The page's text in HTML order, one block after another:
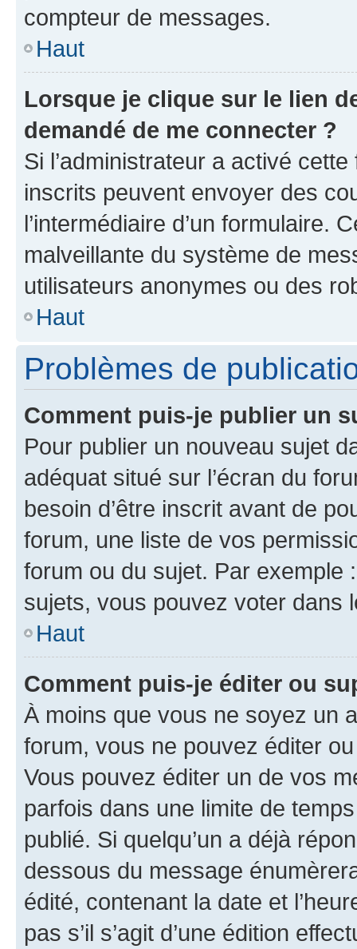
compteur de messages.
Haut
Lorsque je clique sur le lien
demandé de me connecter ?
Si l’administrateur a activé
inscrits peuvent envoyer des
l’intermédiaire d’un formulaire.
malveillante du système de
utilisateurs anonymes ou des
Haut
Problèmes de
Comment puis-je publier un
Pour publier un nouveau sujet
adéquat situé sur l’écran du
besoin d’être inscrit avant de
forum, une liste de vos
forum ou du sujet. Par exemple
sujets, vous pouvez voter dans
Haut
Comment puis-je éditer ou
À moins que vous ne soyez un
forum, vous ne pouvez éditer
Vous pouvez éditer un de vos
parfois dans une limite de
publié. Si quelqu’un a déjà
dessous du message
édité, contenant la date et
pas s’il s’agit d’une édition